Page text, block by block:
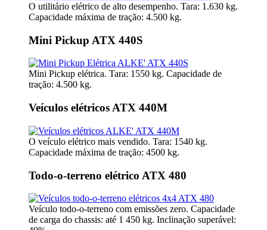
O utilitário elétrico de alto desempenho. Tara: 1.630 kg.
Capacidade máxima de tração: 4.500 kg.
Mini Pickup ATX 440S
Mini Pickup elétrica. Tara: 1550 kg. Capacidade de
tração: 4.500 kg.
Veículos elétricos ATX 440M
O veículo elétrico mais vendido. Tara: 1540 kg.
Capacidade máxima de tração: 4500 kg.
Todo-o-terreno elétrico ATX 480
Veículo todo-o-terreno com emissões zero. Capacidade
de carga do chassis: até 1 450 kg. Inclinação superável: